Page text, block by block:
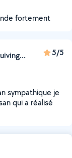
fortement
5/5
sympathique je
qui a réalisé